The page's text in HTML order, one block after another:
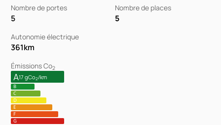
Nombre de portes
5
Nombre de places
5
Autonomie électrique
361km
Émissions Co2
A17 gCo2/km
B
C
D
E
F
G